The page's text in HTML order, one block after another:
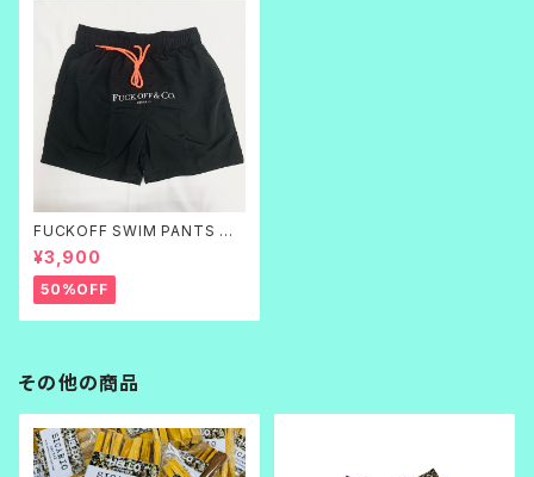
FUCKOFF SWIM PANTS 黒
刺繍
¥3,900
50%OFF
その他の商品